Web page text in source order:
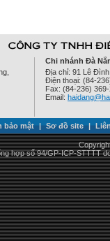
Chi nhánh Đà
Địa chỉ: 91 Lê
Điện thoại: (84-
Fax: (84-236)
Email:
bảo mật | Sơ đồ site |
hợp số 94/GP-ICP-STTTT